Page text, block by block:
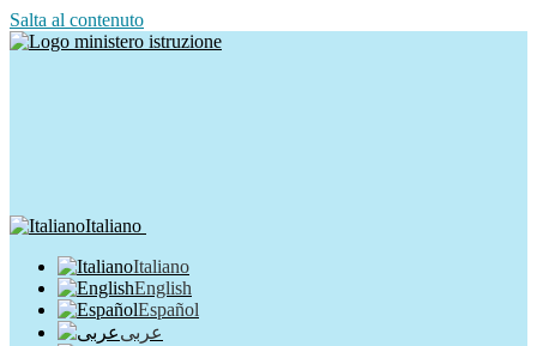
Salta al contenuto
Italiano
Italiano
English
Español
عربى